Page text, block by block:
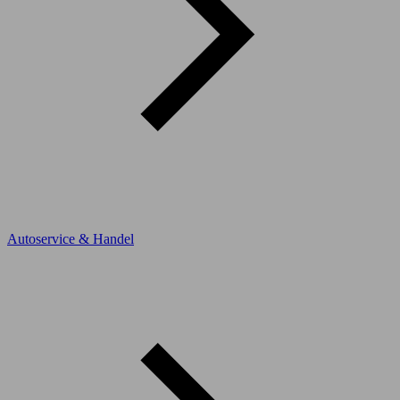
Autoservice & Handel